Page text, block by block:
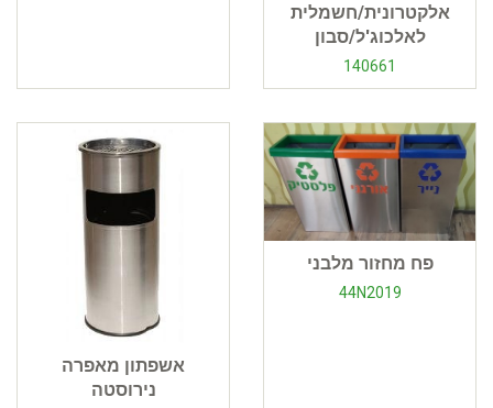
אלקטרונית/חשמלית
לאלכוג'ל/סבון
140661
פח מחזור מלבני
44N2019
אשפתון מאפרה
נירוסטה